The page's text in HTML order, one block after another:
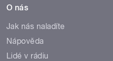
O nás
Jak nás naladíte
Nápověda
Lidé v rádiu